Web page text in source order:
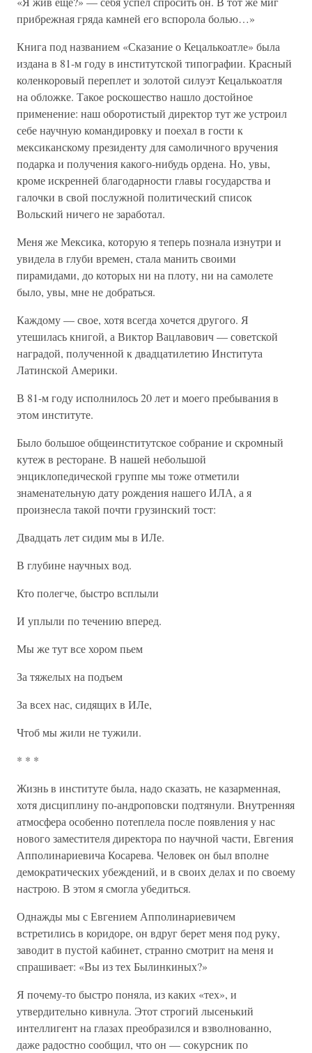
прибрежная гряда камней его вспорола болью…»
Книга под названием «Сказание о Кецалькоатле» была
издана в 81-м году в институтской типографии. Красный
коленкоровый переплет и золотой силуэт Кецалькоатля
на обложке. Такое роскошество нашло достойное
применение: наш оборотистый директор тут же устроил
себе научную командировку и поехал в гости к
мексиканскому президенту для самоличного вручения
подарка и получения какого-нибудь ордена. Но, увы,
кроме искренней благодарности главы государства и
галочки в свой послужной политический список
Вольский ничего не заработал.
Меня же Мексика, которую я теперь познала изнутри и
увидела в глуби времен, стала манить своими
пирамидами, до которых ни на плоту, ни на самолете
было, увы, мне не добраться.
Каждому — свое, хотя всегда хочется другого. Я
утешилась книгой, а Виктор Вацлавович — советской
наградой, полученной к двадцатилетию Института
Латинской Америки.
В 81-м году исполнилось 20 лет и моего пребывания в
этом институте.
Было большое общеинститутское собрание и скромный
кутеж в ресторане. В нашей небольшой
энциклопедической группе мы тоже отметили
знаменательную дату рождения нашего ИЛА, а я
произнесла такой почти грузинский тост:
Двадцать лет сидим мы в ИЛе.
В глубине научных вод.
Кто полегче, быстро всплыли
И уплыли по течению вперед.
Мы же тут все хором пьем
За тяжелых на подъем
За всех нас, сидящих в ИЛе,
Чтоб мы жили не тужили.
* * *
Жизнь в институте была, надо сказать, не казарменная,
хотя дисциплину по-андроповски подтянули. Внутренняя
атмосфера особенно потеплела после появления у нас
нового заместителя директора по научной части, Евгения
Апполинариевича Косарева. Человек он был вполне
демократических убеждений, и в своих делах и по своему
настрою. В этом я смогла убедиться.
Однажды мы с Евгением Апполинариевичем
встретились в коридоре, он вдруг берет меня под руку,
заводит в пустой кабинет, странно смотрит на меня и
спрашивает: «Вы из тех Былинкиных?»
Я почему-то быстро поняла, из каких «тех», и
утвердительно кивнула. Этот строгий лысенький
интеллигент на глазах преобразился и взволнованно,
даже радостно сообщил, что он — сокурсник по